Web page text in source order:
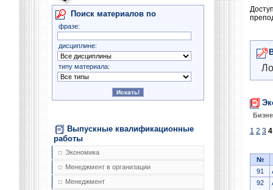
Поиск материалов по
фразе:
дисциплине:
типу материала:
Выпускные квалификационные
работы
Экономика
Менеджмент в организации
Менеджмент
1 2 3 4
№
91
92